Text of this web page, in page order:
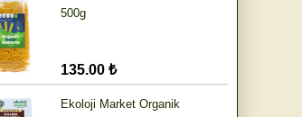
500g
135.00 ₺
Ekoloji Market Organik